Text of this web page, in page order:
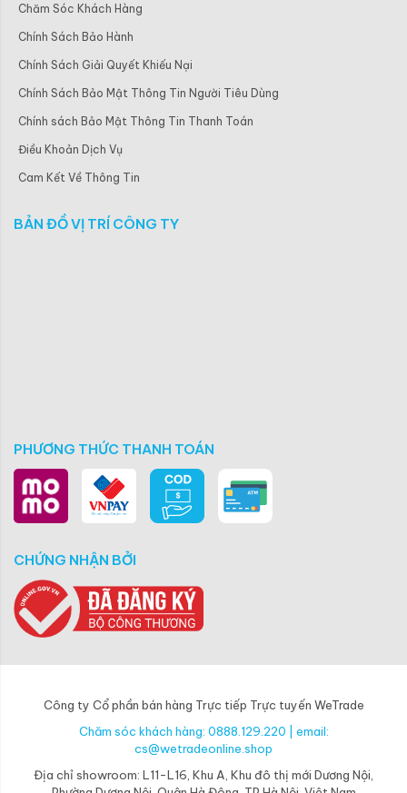
Chăm Sóc Khách Hàng
Chính Sách Bảo Hành
Chính Sách Giải Quyết Khiếu Nại
Chính Sách Bảo Mật Thông Tin Người Tiêu Dùng
Chính sách Bảo Mật Thông Tin Thanh Toán
Điều Khoản Dịch Vụ
Cam Kết Về Thông Tin
BẢN ĐỒ VỊ TRÍ CÔNG TY
PHƯƠNG THỨC THANH TOÁN
CHỨNG NHẬN BỞI
Công ty Cổ phần bán hàng Trực tiếp Trực tuyến WeTrade
Chăm sóc khách hàng: 0888.129.220 | email:
cs@wetradeonline.shop
Địa chỉ showroom: L11-L16, Khu A, Khu đô thị mới Dương Nội,